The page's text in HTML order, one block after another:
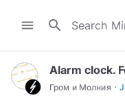
menu search
Alarm clock.
Гром и Молния ·